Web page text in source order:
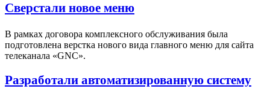
Сверстали новое меню
В рамках договора комплексного обслуживания была
подготовлена верстка нового вида главного меню для сайта
телеканала «GNC».
Разработали автоматизированную систему